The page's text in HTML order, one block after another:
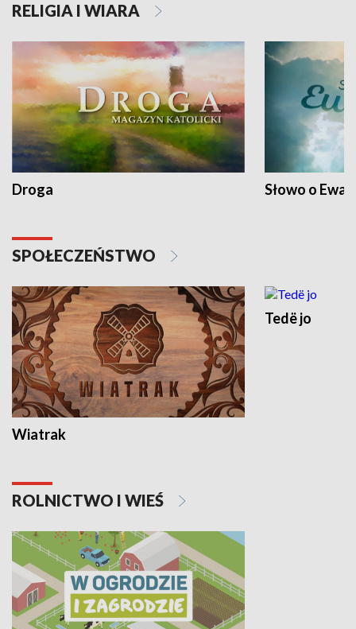
RELIGIA I WIARA
Droga Słowo o
SPOŁECZEŃSTWO
Wiatrak
Tedë jo
ROLNICTWO I WIEŚ